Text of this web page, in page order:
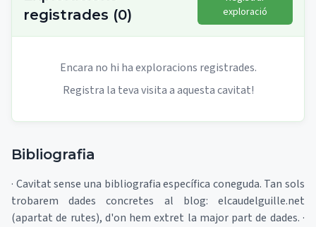
registrades (0)
exploració
Encara no hi ha exploracions registrades.
Registra la teva visita a aquesta cavitat!
Bibliografia
· Cavitat sense una bibliografia específica coneguda. Tan sols
trobarem dades concretes al blog: elcaudelguille.net
(apartat de rutes), d'on hem extret la major part de dades. ·